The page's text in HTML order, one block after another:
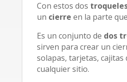
Con estos dos
un cierre en la parte
Es un conjunto de dos
sirven para crear un
solapas, tarjetas, cajitas
cualquier sitio.